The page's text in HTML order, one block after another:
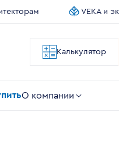
VEKA и
Калькулятор
О компании